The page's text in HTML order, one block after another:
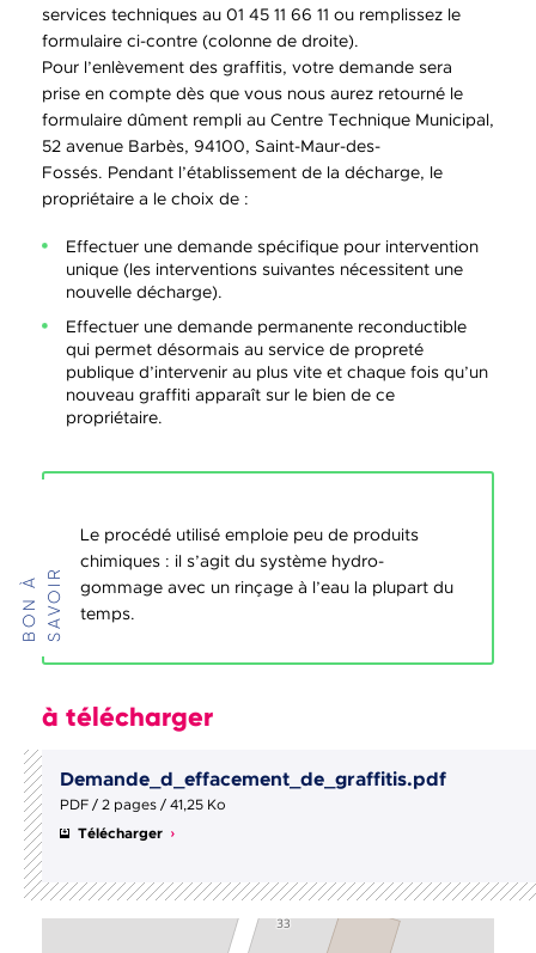
services techniques au 01 45 11 66 11 ou remplissez le
formulaire ci-contre (colonne de droite).
Pour l’enlèvement des graffitis, votre demande sera
prise en compte dès que vous nous aurez retourné le
formulaire dûment rempli au Centre Technique Municipal,
52 avenue Barbès, 94100, Saint-Maur-des-
Fossés. Pendant l’établissement de la décharge, le
propriétaire a le choix de :
Effectuer une demande spécifique pour intervention
unique (les interventions suivantes nécessitent une
nouvelle décharge).
Effectuer une demande permanente reconductible
qui permet désormais au service de propreté
publique d’intervenir au plus vite et chaque fois qu’un
nouveau graffiti apparaît sur le bien de ce
propriétaire.
B
O
N
À
S
A
V
O
IR
Le procédé utilisé emploie peu de produits
chimiques : il s’agit du système hydro-
gommage avec un rinçage à l’eau la plupart du
temps.
à télécharger
Demande_d_effacement_de_graffitis.pdf
PDF / 2 pages / 41,25 Ko
Télécharger